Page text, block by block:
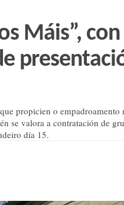
Máis”,
propicien o
se valora a contratación de
día 15.